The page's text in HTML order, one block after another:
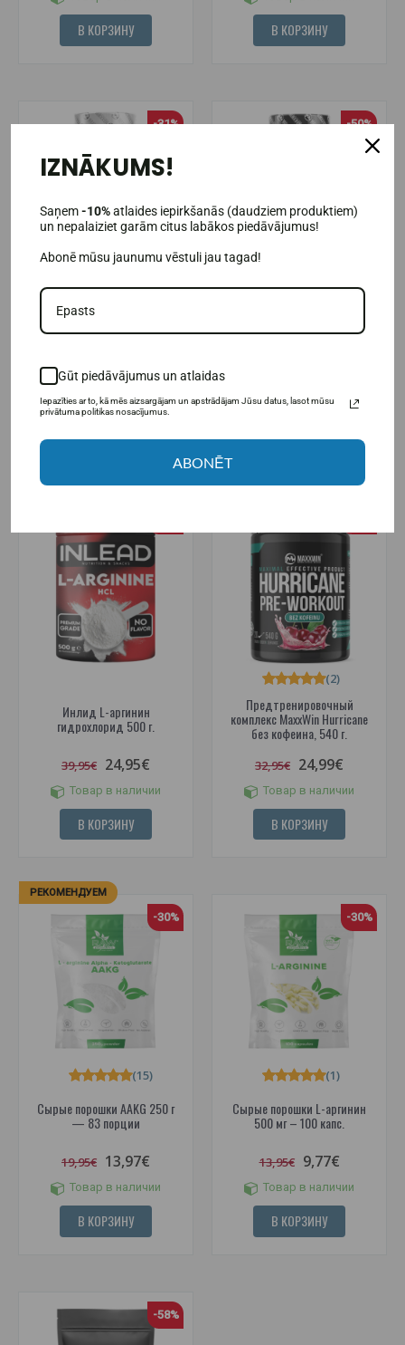
В КОРЗИНУ В КОРЗИНУ
-31%
MaxxWin L-карнитин +
Аргинин 90 капс.
12,95€ 8,95€
-50%
капсул.
Инлид L-аргинин
гидрохлорид 500 г.
39,95€ 24,95€
Товар в наличии
В КОРЗИНУ
Предтренировочный
комплекс MaxxWin Hurricane
без кофеина, 540 г.
(2)
32,95€ 24,99€
Товар в наличии
В КОРЗИНУ
РЕКОМЕНДУЕМ
-30%
Сырые порошки AAKG 250 г
— 83 порции
(15)
19,95€ 13,97€
Товар в наличии
В КОРЗИНУ
-30%
Сырые порошки L-аргинин
500 мг – 100 капс.
(1)
13,95€ 9,77€
Товар в наличии
В КОРЗИНУ
-58%
IZNĀKUMS!
Saņem-10%atlaides iepirkšanās (daudziem produktiem)
un nepalaiziet garām citus labākos piedāvājumus!
Abonē mūsu jaunumu vēstuli jau tagad!
Gūt piedāvājumus un atlaidas
Iepazīties ar to, kā mēs aizsargājam un apstrādājam Jūsu datus, lasot mūsu
privātuma politikas nosacījumus.
ABONĒT